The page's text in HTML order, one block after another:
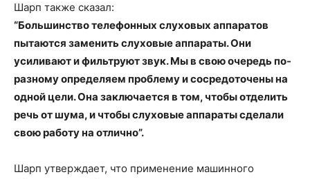
Шарп также сказал:
“Большинство телефонных слуховых аппаратов
пытаются заменить слуховые аппараты. Они
усиливают и фильтруют звук. Мы в свою очередь по-
разному определяем проблему и сосредоточены на
одной цели. Она заключается в том, чтобы отделить
речь от шума, и чтобы слуховые аппараты сделали
свою работу на отлично”.
Шарп утверждает, что применение машинного